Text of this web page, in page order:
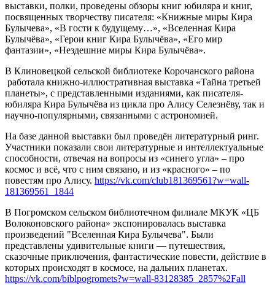
выставки, полки, проведены обзоры книг юбиляра и книг,
посвященных творчеству писателя: «Книжные миры Кира
Булычева», «В гости к будущему…», «Вселенная Кира
Булычёва», «Герои книг Кира Булычёва», «Его мир
фантазии», «Нездешние миры Кира Булычёва».
В Клиновецкой сельской библиотеке Корочанского района
работала книжно-иллюстративная выставка «Тайна третьей
планеты», с представленными изданиями, как писателя-
юбиляра Кира Булычёва из цикла про Алису Селезнёву, так и
научно-популярными, связанными с астрономией.
На базе данной выставки был проведён литературный ринг.
Участники показали свои литературные и интеллектуальные
способности, отвечая на вопросы из «синего угла» – про
космос и всё, что с ним связано, и из «красного» – по
повестям про Алису. https://vk.com/club181369561?w=wall-
181369561_1844
В Погромском сельском библиотечном филиале МКУК «ЦБ
Волоконовского района» экспонировалась выставка
произведений "Вселенная Кира Булычева". Были
представлены удивительные книги — путешествия,
сказочные приключения, фантастические повести, действие в
которых происходят в космосе, на дальних планетах.
https://vk.com/biblpogromets?w=wall-83128385_2857%2Fall